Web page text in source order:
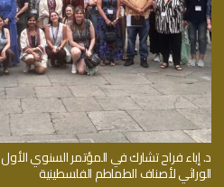
الوراثي لأصناف الطماطم الفلسطينية